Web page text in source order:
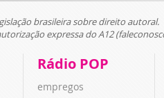
brasileira sobre direito autoral.
expressa do A12
Rádio POP
empregos